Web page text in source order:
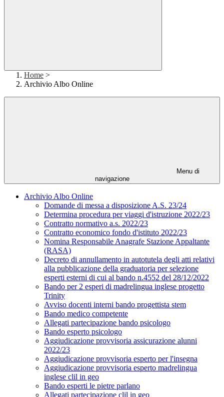
Home >
Archivio Albo Online
Menu di
navigazione
Archivio Albo Online
Domande di messa a disposizione A.S. 23/24
Determina procedura per viaggi d'istruzione 2022/23
Contratto normativo a.s. 2022/23
Contratto economico fondo d'istituto 2022/23
Nomina Responsabile Anagrafe Stazione Appaltante
(RASA)
Decreto di annullamento in autotutela degli atti relativi
alla pubblicazione della graduatoria per selezione
esperti esterni di cui al bando n.4552 del 28/12/2022
Bando per 2 esperi di madrelingua inglese progetto
Trinity
Avviso docenti interni bando progettista stem
Bando medico competente
Allegati partecipazione bando psicologo
Bando esperto psicologo
Aggiudicazione provvisoria assicurazione alunni
2022/23
Aggiudicazione provvisoria esperto per l'insegna
Aggiudicazione provvisoria esperto madrelingua
inglese clil in geo
Bando esperti le pietre parlano
Allegati partecipazione clil in geo